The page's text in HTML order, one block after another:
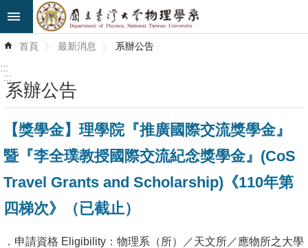
跳到主要內容區塊
階
最
新
消
息
所
首頁 最新消息 系辦公告
:::
:::
系辦公告
【獎學金】理學院『推廣國際交流獎學金』
暨『李全璞教授國際交流紀念獎學金』(CoS
Travel Grants and Scholarship)《110年第
四梯次》（已截止）
．申請資格 Eligibility：物理系（所）／天文所／應物所之大學